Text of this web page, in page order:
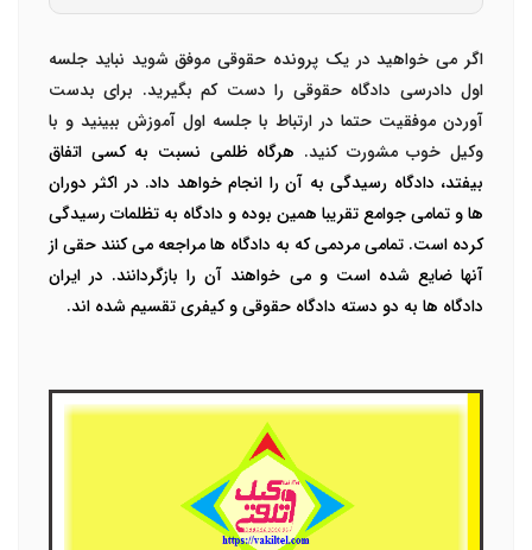
اگر می خواهید در یک پرونده حقوقی موفق شوید نباید جلسه
اول دادرسی دادگاه حقوقی را دست کم بگیرید. برای بدست
آوردن موفقیت حتما در ارتباط با جلسه اول آموزش ببینید و با
وکیل خوب مشورت کنید. هرگاه ظلمی نسبت به کسی اتفاق
بیفتد، دادگاه رسیدگی به آن را انجام خواهد داد. در اکثر دوران
ها و تمامی جوامع تقریبا همین بوده و دادگاه به تظلمات رسیدگی
کرده است. تمامی مردمی که به دادگاه ها مراجعه می کنند حقی از
آنها ضایع شده است و می خواهند آن را بازگردانند. در ایران
دادگاه ها به دو دسته دادگاه حقوقی و کیفری تقسیم شده اند.